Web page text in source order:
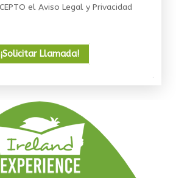
el Aviso Legal y Privacidad
¡Solicitar Llamada!